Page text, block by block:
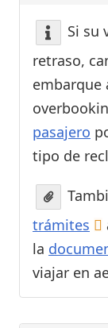
Si su
retraso,
embarque
pasajero
tipo de
trámites
la
viajar en